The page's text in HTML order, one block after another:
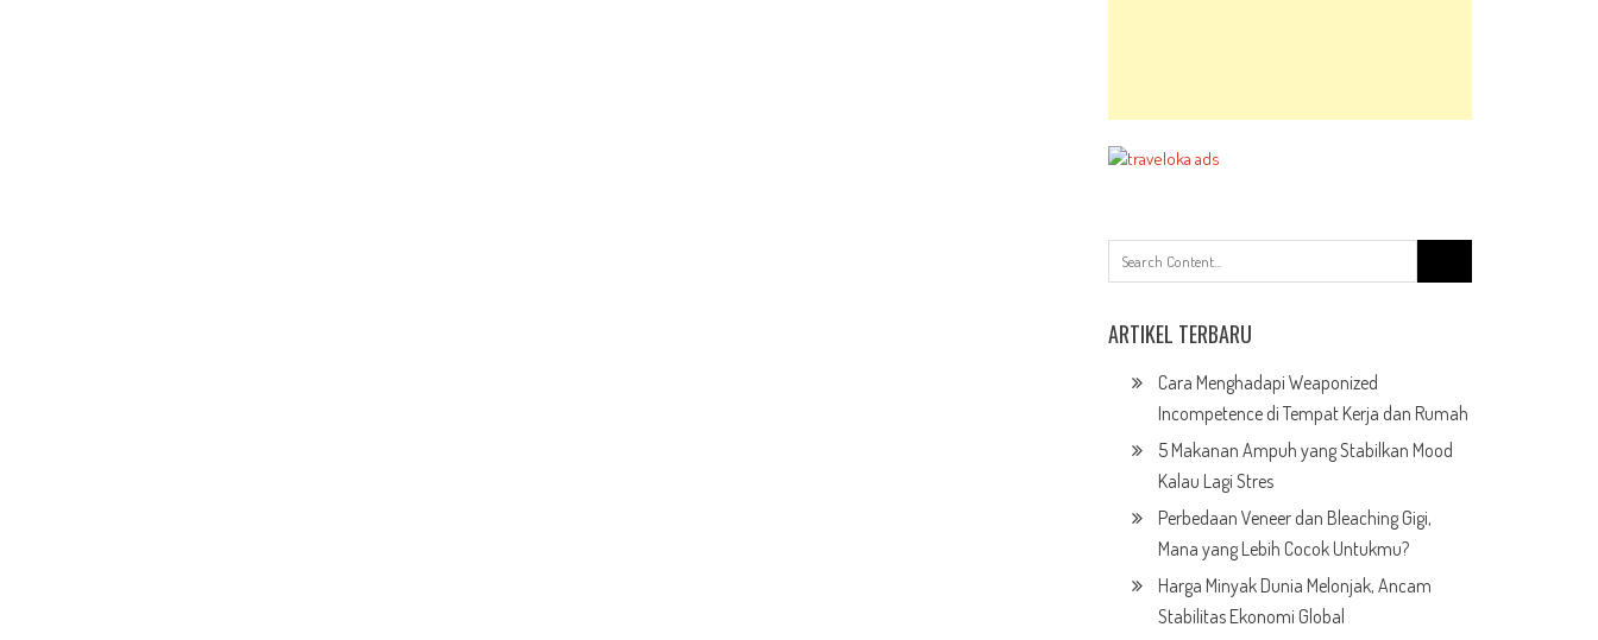
for:
ARTIKEL TERBARU
Cara Menghadapi Weaponized
Incompetence di Tempat Kerja dan Rumah
5 Makanan Ampuh yang Stabilkan Mood
Kalau Lagi Stres
Perbedaan Veneer dan Bleaching Gigi,
Mana yang Lebih Cocok Untukmu?
Harga Minyak Dunia Melonjak, Ancam
Stabilitas Ekonomi Global